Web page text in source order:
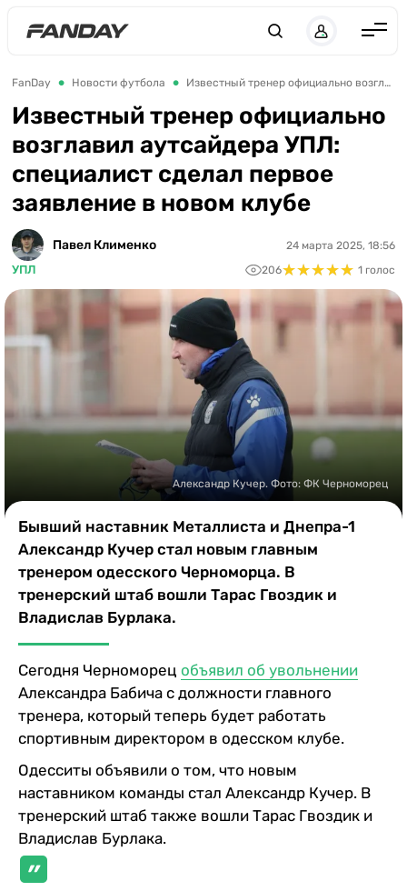
Англия
Испания
Германия
Италия
Франция
ЛЧ
ЛЕ
ЧЕ-2028
Букмекеры
Казино
FanDay Новости футбола Известный тренер официально возглавил аутсайдера УПЛ: специалист сделал первое заявление в новом клубе
Известный тренер официально
возглавил аутсайдера УПЛ:
специалист сделал первое
заявление в новом клубе
Павел Клименко
УПЛ
24 марта 2025, 18:56
206★★★★★
★★★★★ 1 голос
Александр Кучер. Фото: ФК Черноморец
Бывший наставник Металлиста и Днепра-1
Александр Кучер стал новым главным
тренером одесского Черноморца. В
тренерский штаб вошли Тарас Гвоздик и
Владислав Бурлака.
Сегодня Черноморец объявил об увольнении
Александра Бабича с должности главного
тренера, который теперь будет работать
спортивным директором в одесском клубе.
Одесситы объявили о том, что новым
наставником команды стал Александр Кучер. В
тренерский штаб также вошли Тарас Гвоздик и
Владислав Бурлака.